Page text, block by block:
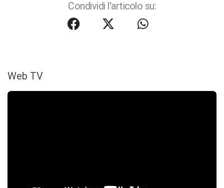
Condividi l'articolo su:
Web TV